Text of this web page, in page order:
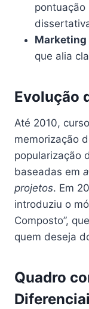
pontuação
Marketing
que alia
Evolução
Até 2010,
memorização
popularização
baseadas em
projetos. Em
introduziu o
Composto”,
quem deseja
Quadro